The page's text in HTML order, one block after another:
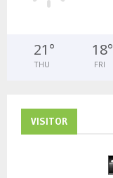
21°
THU
18°
FRI
VISITOR